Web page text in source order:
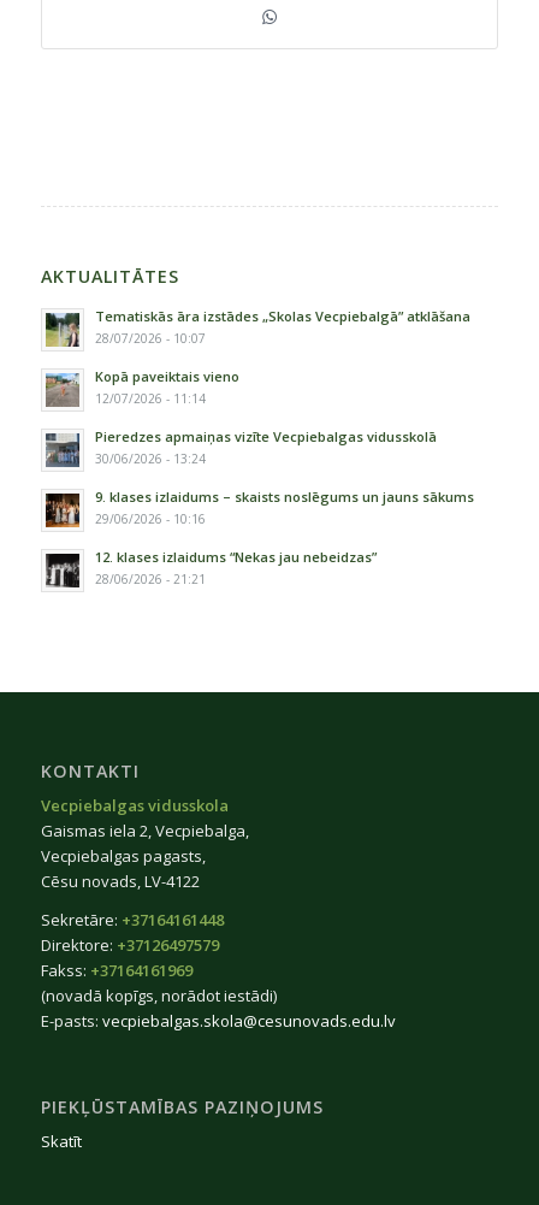
AKTUALITĀTES
Tematiskās āra izstādes „Skolas Vecpiebalgā” atklāšana
28/07/2026 - 10:07
Kopā paveiktais vieno
12/07/2026 - 11:14
Pieredzes apmaiņas vizīte Vecpiebalgas vidusskolā
30/06/2026 - 13:24
9. klases izlaidums – skaists noslēgums un jauns sākums
29/06/2026 - 10:16
12. klases izlaidums “Nekas jau nebeidzas”
28/06/2026 - 21:21
KONTAKTI
Vecpiebalgas vidusskola
Gaismas iela 2, Vecpiebalga,
Vecpiebalgas pagasts,
Cēsu novads, LV-4122
Sekretāre: +37164161448
Direktore: +37126497579
Fakss: +37164161969
(novadā kopīgs, norādot iestādi)
E-pasts: vecpiebalgas.skola@cesunovads.edu.lv
PIEKĻŪSTAMĪBAS PAZIŅOJUMS
Skatīt